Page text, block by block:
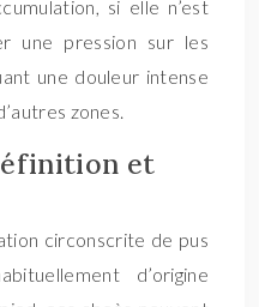
si elle n’est
une pression sur les
une douleur intense
zones.
et
circonscrite de pus
d’origine